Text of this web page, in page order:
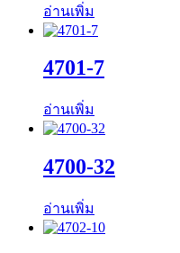
อ่านเพิ่ม
4701-7
อ่านเพิ่ม
4700-32
อ่านเพิ่ม